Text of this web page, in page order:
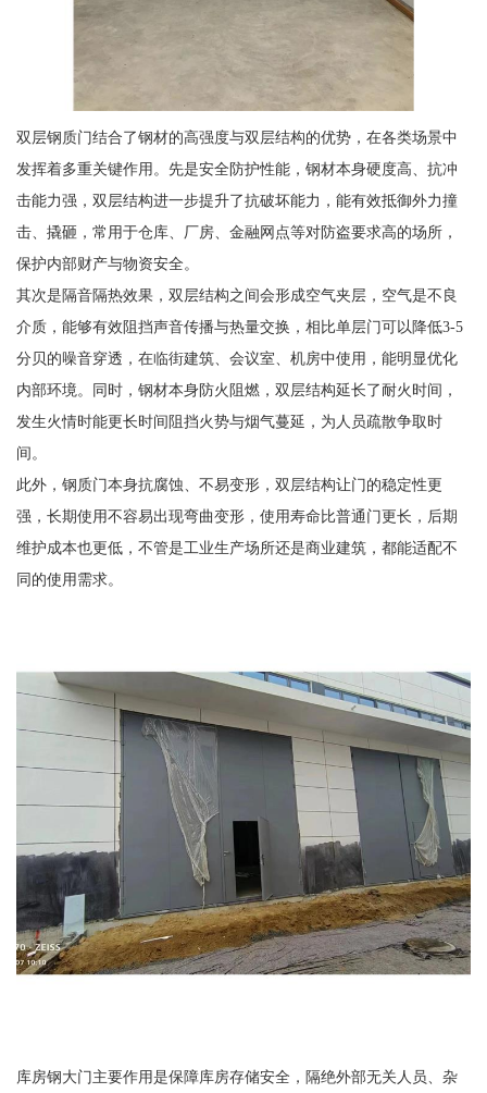
双层钢质门结合了钢材的高强度与双层结构的优势，在各类场景中
发挥着多重关键作用。先是安全防护性能，钢材本身硬度高、抗冲
击能力强，双层结构进一步提升了抗破坏能力，能有效抵御外力撞
击、撬砸，常用于仓库、厂房、金融网点等对防盗要求高的场所，
保护内部财产与物资安全。
其次是隔音隔热效果，双层结构之间会形成空气夹层，空气是不良
介质，能够有效阻挡声音传播与热量交换，相比单层门可以降低3-5
分贝的噪音穿透，在临街建筑、会议室、机房中使用，能明显优化
内部环境。同时，钢材本身防火阻燃，双层结构延长了耐火时间，
发生火情时能更长时间阻挡火势与烟气蔓延，为人员疏散争取时
间。
此外，钢质门本身抗腐蚀、不易变形，双层结构让门的稳定性更
强，长期使用不容易出现弯曲变形，使用寿命比普通门更长，后期
维护成本也更低，不管是工业生产场所还是商业建筑，都能适配不
同的使用需求。
库房钢大门主要作用是保障库房存储安全，隔绝外部无关人员、杂